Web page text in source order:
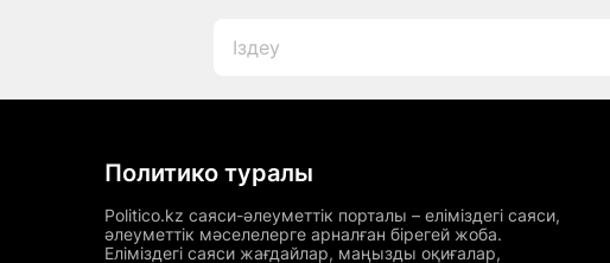
Политико туралы
Politico.kz саяси-әлеуметтік порталы – еліміздегі саяси,
әлеуметтік мәселелерге арналған бірегей жоба.
Еліміздегі саяси жағдайлар, маңызды оқиғалар,